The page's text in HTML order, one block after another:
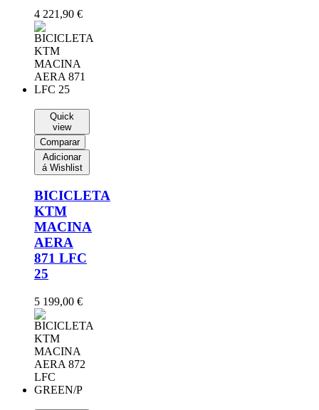
4 221,90 €
Quick
view
Comparar
Adicionar
á Wishlist
BICICLETA
KTM
MACINA
AERA
871 LFC
25
5 199,00 €